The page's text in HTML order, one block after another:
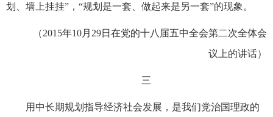
划、墙上挂挂”，“规划是一套、做起来是另一套”的现象。
（2015年10月29日在党的十八届五中全会第二次全体会
议上的讲话）
三
用中长期规划指导经济社会发展，是我们党治国理政的